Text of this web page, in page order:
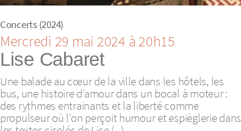
Concerts (2024)
Mercredi 29 mai 2024 à 20h15
Lise Cabaret
Une balade au cœur de la ville dans les hôtels, les
bus, une histoire d’amour dans un bocal à moteur :
des rythmes entrainants et la liberté comme
propulseur où l’on perçoit humour et espièglerie dans